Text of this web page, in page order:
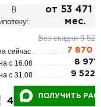
В
ипотеку:
от 53 471
мес.
Без скидки 9
сейчас 7 870
с 16.08 8 971
с 31.08 9 522
4
ПОЛУЧИТЬ